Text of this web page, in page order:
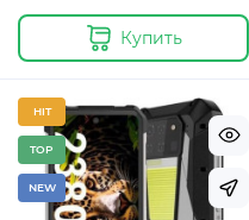
Купить
HIT
TOP
NEW